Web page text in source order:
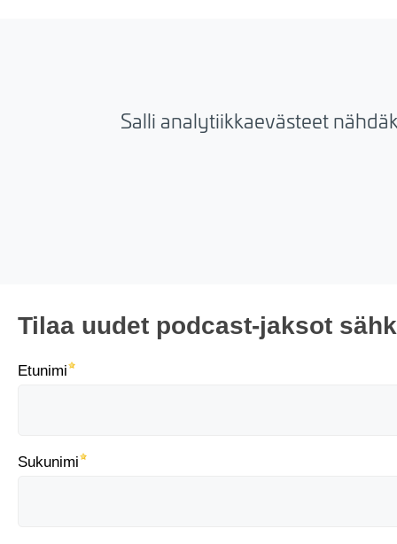
Salli analytiikkaevästeet